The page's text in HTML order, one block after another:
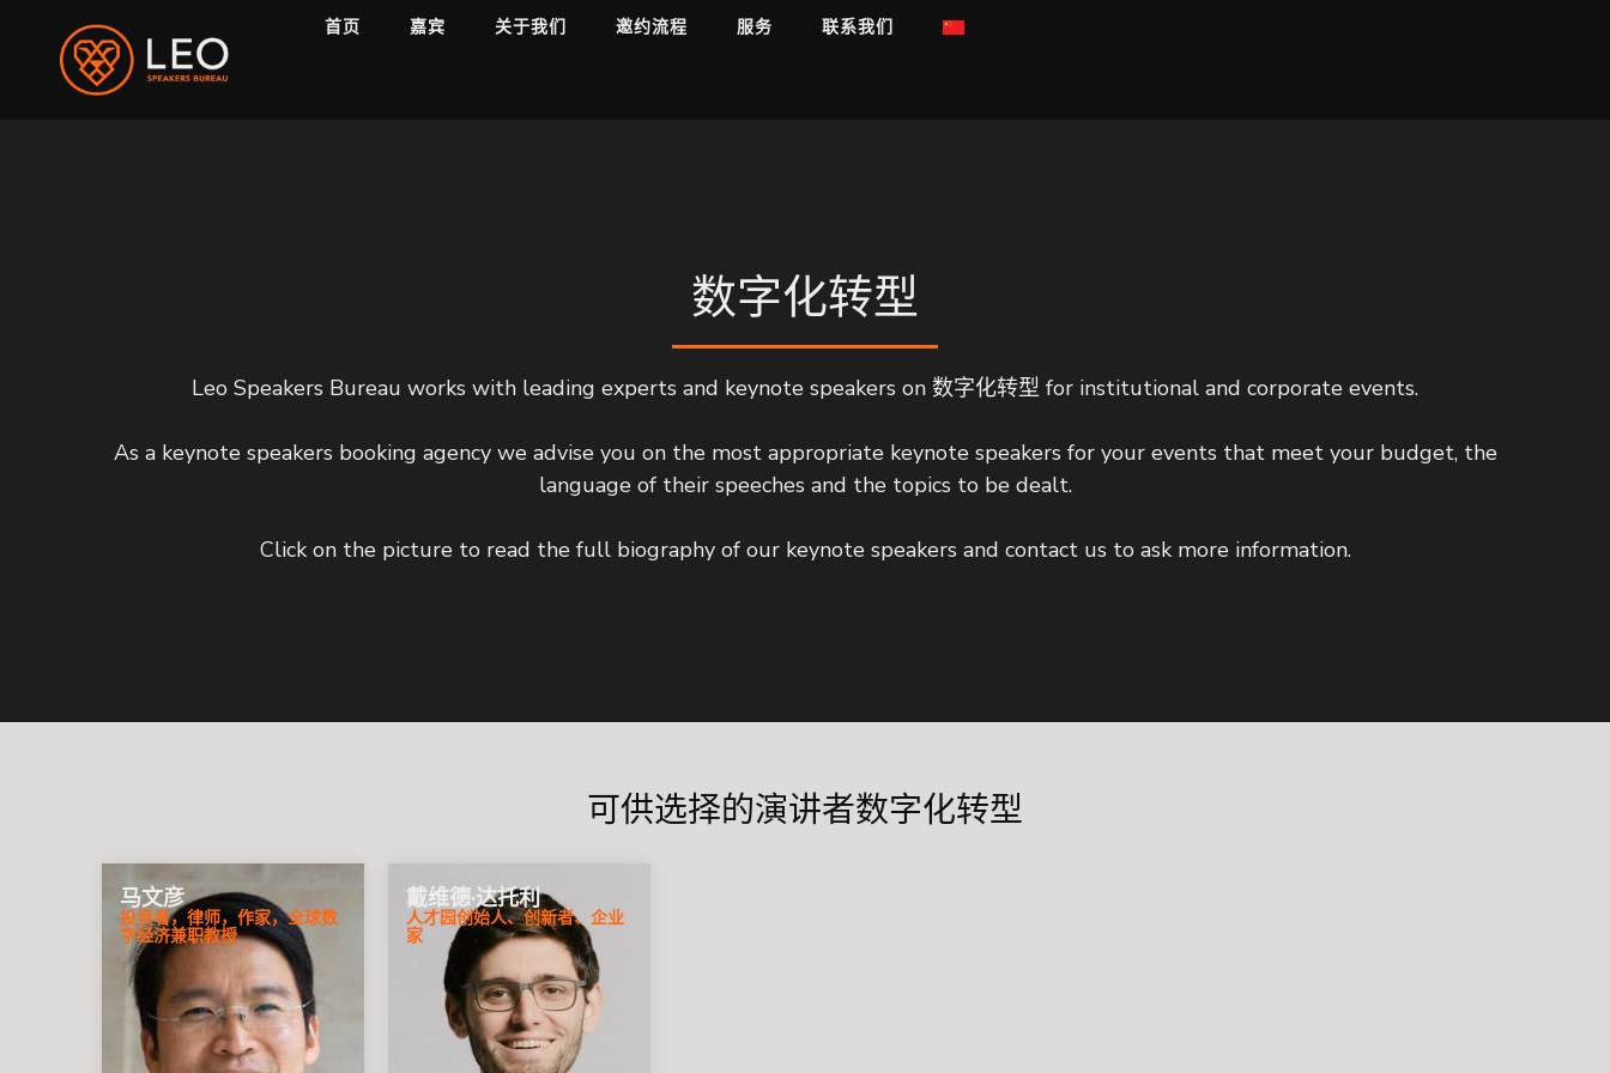
首页 嘉宾 关于我们 邀约流程 服务 联系我们
数字化转型
Leo Speakers Bureau works with leading experts and keynote speakers on 数字化转型 for institutional and corporate events.
As a keynote speakers booking agency we advise you on the most appropriate keynote speakers for your events that meet your budget, the
language of their speeches and the topics to be dealt.
Click on the picture to read the full biography of our keynote speakers and contact us to ask more information.
可供选择的演讲者数字化转型
马文彦
投资者，律师，作家，全球数
字经济兼职教授
戴维德·达托利
人才园创始人、创新者、企业
家